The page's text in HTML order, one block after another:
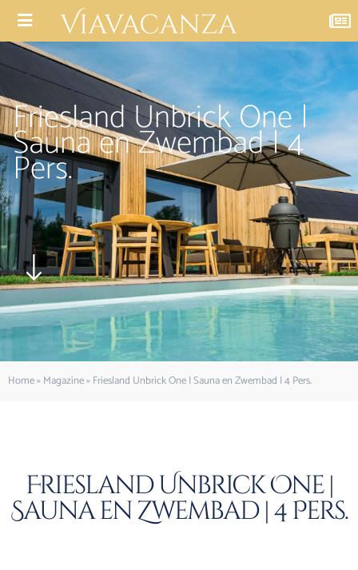
Friesland Unbrick One |
Sauna en Zwembad | 4
Pers.
Home»Magazine»Friesland Unbrick One | Sauna en Zwembad | 4 Pers.
Friesland Unbrick One |
Sauna en Zwembad | 4 Pers.